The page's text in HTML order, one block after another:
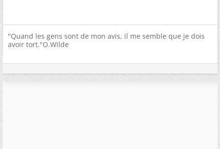
"Quand les gens sont de mon avis, il me semble que je dois
avoir tort."O.Wilde